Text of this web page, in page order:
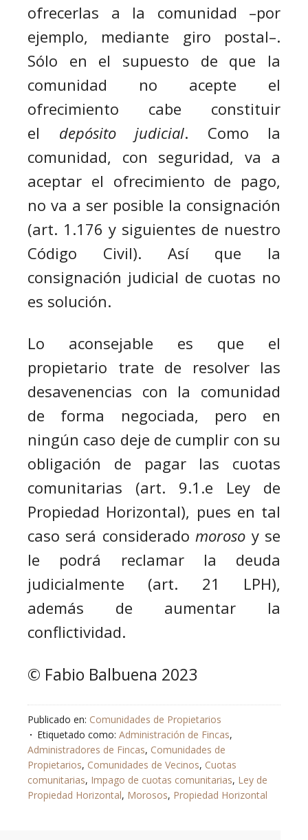
ofrecerlas a la comunidad –por
ejemplo, mediante giro postal–.
Sólo en el supuesto de que la
comunidad no acepte el
ofrecimiento cabe constituir
el depósito judicial. Como la
comunidad, con seguridad, va a
aceptar el ofrecimiento de pago,
no va a ser posible la consignación
(art. 1.176 y siguientes de nuestro
Código Civil). Así que la
consignación judicial de cuotas no
es solución.
Lo aconsejable es que el
propietario trate de resolver las
desavenencias con la comunidad
de forma negociada, pero en
ningún caso deje de cumplir con su
obligación de pagar las cuotas
comunitarias (art. 9.1.e Ley de
Propiedad Horizontal), pues en tal
caso será consideradomoroso y se
le podrá reclamar la deuda
judicialmente (art. 21 LPH),
además de aumentar la
conflictividad.
© Fabio Balbuena 2023
Publicado en: Comunidades de Propietarios
Etiquetado como: Administración de Fincas,
Administradores de Fincas, Comunidades de
Propietarios, Comunidades de Vecinos, Cuotas
comunitarias, Impago de cuotas comunitarias, Ley de
Propiedad Horizontal, Morosos, Propiedad Horizontal